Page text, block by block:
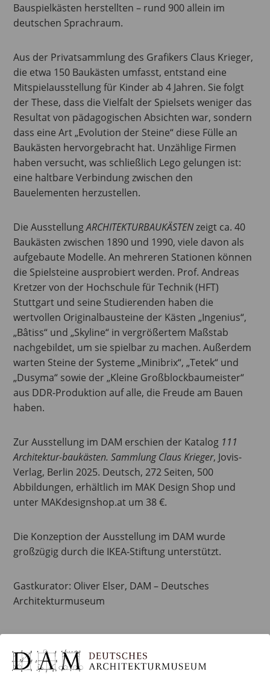
Bauspielkästen herstellten – rund 900 allein im
deutschen Sprachraum.
Aus der Privatsammlung des Grafikers Claus Krieger,
die etwa 150 Baukästen umfasst, entstand eine
Mitspielausstellung für Kinder ab 4 Jahren. Sie folgt
der These, dass die Vielfalt der Spielsets weniger das
Resultat von pädagogischen Absichten war, sondern
dass eine Art „Evolution der Steine“ diese Fülle an
Baukästen hervorgebracht hat. Unzählige Firmen
haben versucht, was schließlich Lego gelungen ist:
eine haltbare Verbindung zwischen den
Bauelementen herzustellen.
Die AusstellungARCHITEKTURBAUKÄSTENzeigt ca. 40
Baukästen zwischen 1890 und 1990, viele davon als
aufgebaute Modelle. An mehreren Stationen können
die Spielsteine ausprobiert werden. Prof. Andreas
Kretzer von der Hochschule für Technik (HFT)
Stuttgart und seine Studierenden haben die
wertvollen Originalbausteine der Kästen „Ingenius“,
„Bâtiss“ und „Skyline“ in vergrößertem Maßstab
nachgebildet, um sie spielbar zu machen. Außerdem
warten Steine der Systeme „Minibrix“, „Tetek“ und
„Dusyma“ sowie der „Kleine Großblockbaumeister“
aus DDR-Produktion auf alle, die Freude am Bauen
haben.
Zur Ausstellung im DAM erschien der Katalog 111
Architektur-baukästen. Sammlung Claus Krieger, Jovis-
Verlag, Berlin 2025. Deutsch, 272 Seiten, 500
Abbildungen, erhältlich im MAK Design Shop und
unter MAKdesignshop.at um 38 €.
Die Konzeption der Ausstellung im DAM wurde
großzügig durch die IKEA-Stiftung unterstützt.
Gastkurator: Oliver Elser, DAM – Deutsches
Architekturmuseum
Add to calendar